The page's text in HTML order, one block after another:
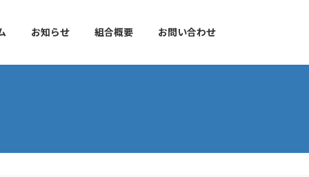
お知らせ 組合概要 お問い合わせ